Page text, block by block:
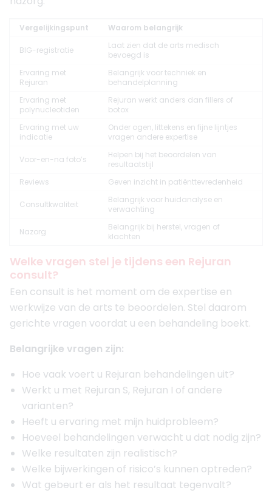
Vergelijkingspunt Waarom belangrijk
BIG-registratie
Laat zien dat de arts medisch
bevoegd is
Ervaring met
Rejuran
Belangrijk voor techniek en
behandelplanning
Ervaring met
polynucleotiden
Rejuran werkt anders dan fillers of
botox
Ervaring met uw
indicatie
Onder ogen, littekens en fijne lijntjes
vragen andere expertise
Voor-en-na foto’s
Helpen bij het beoordelen van
resultaatstijl
Reviews
Geven inzicht in patiënttevredenheid
Consultkwaliteit
Belangrijk voor huidanalyse en
verwachting
Nazorg
Belangrijk bij herstel, vragen of
klachten
Welke vragen stel je tijdens een Rejuran
consult?
Een consult is het moment om de expertise en
werkwijze van de arts te beoordelen. Stel daarom
gerichte vragen voordat u een behandeling boekt.
Belangrijke vragen zijn:
Hoe vaak voert u Rejuran behandelingen uit?
Werkt u met Rejuran S, Rejuran I of andere
varianten?
Heeft u ervaring met mijn huidprobleem?
Hoeveel behandelingen verwacht u dat nodig zijn?
Welke resultaten zijn realistisch?
Welke bijwerkingen of risico’s kunnen optreden?
Wat gebeurt er als het resultaat tegenvalt?